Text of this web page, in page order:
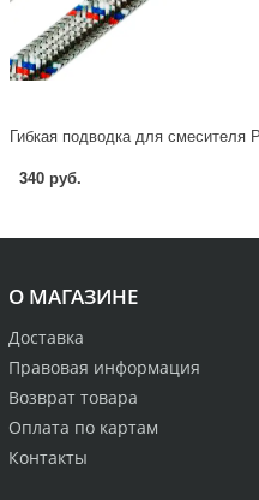
340 руб.
О МАГАЗИНЕ
Доставка
Правовая информация
Возврат товара
Оплата по картам
Контакты